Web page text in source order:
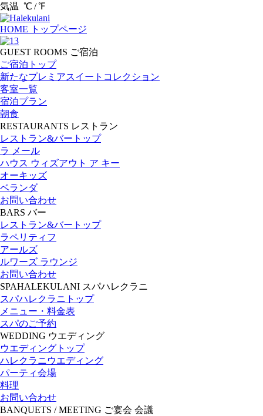
気温 ℃ /℉
HOME トップページ
GUEST ROOMS ご宿泊
ご宿泊トップ
新たなプレミアスイートコレクション
客室一覧
宿泊プラン
朝食
RESTAURANTS レストラン
レストラン&バートップ
ラ メール
ハウス ウィズアウト ア キー
オーキッズ
ベランダ
お問い合わせ
BARS バー
レストラン&バートップ
ラペリティフ
アールズ
ルワーズ ラウンジ
お問い合わせ
SPAHALEKULANI スパハレクラニ
スパハレクラニトップ
メニュー・料金表
スパのご予約
WEDDING ウエディング
ウエディングトップ
ハレクラニウエディング
パーティ会場
料理
お問い合わせ
BANQUETS / MEETING ご宴会 会議